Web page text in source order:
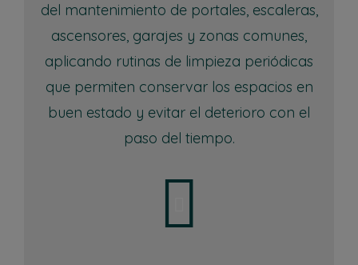
del mantenimiento de portales, escaleras,
ascensores, garajes y zonas comunes,
aplicando rutinas de limpieza periódicas
que permiten conservar los espacios en
buen estado y evitar el deterioro con el
paso del tiempo.